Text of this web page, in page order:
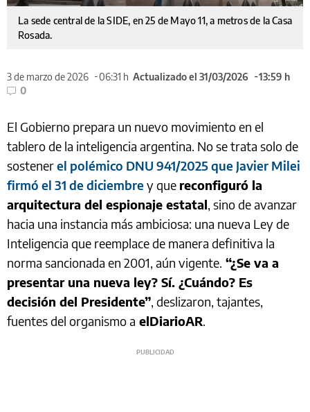
La sede central de la SIDE, en 25 de Mayo 11, a metros de la Casa
Rosada.
3 de marzo de 2026 06:31 h Actualizado el 31/03/2026
13:59 h
0
El Gobierno prepara un nuevo movimiento en el
tablero de la inteligencia argentina. No se trata solo de
sostenerel polémico DNU 941/2025 que Javier Milei
firmó el 31 de diciembrey que reconfiguró la
arquitectura del espionaje estatal, sino de avanzar
hacia una instancia más ambiciosa: una nueva Ley de
Inteligencia que reemplace de manera definitiva la
norma sancionada en 2001, aún vigente. “¿Se va a
presentar una nueva ley? Sí. ¿Cuándo? Es
decisión del Presidente”, deslizaron, tajantes,
fuentes del organismo a elDiarioAR.